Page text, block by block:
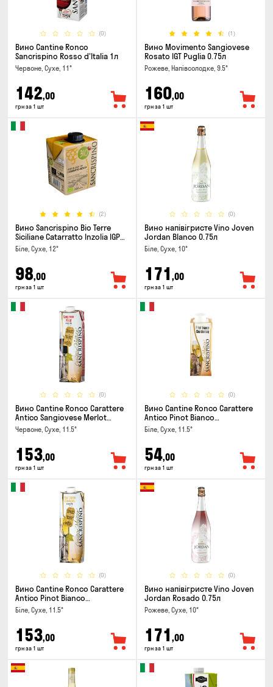
(0)
Вино Cantine Ronco
Sancrispino Rosso d'Italia 1л
Червоне, Сухе, 11°
142,00
грн за 1 шт
(1)
Вино Movimento Sangiovese
Rosato IGT Puglia 0.75л
Рожеве, Напівсолодке, 9.5°
160,00
грн за 1 шт
(2)
Вино Sancrispino Bio Terre
Siciliane Catarratto Inzolia IGP
0.5л
Біле, Сухе, 12°
98,00
грн за 1 шт
(0)
Вино напівігристе Vino Joven
Jordan Blanco 0.75л
Біле, Сухе, 10°
171 ,00
грн за 1 шт
(0)
Вино Cantine Ronco Carattere
Antico Sangiovese Merlot
Rubicone IGT 1л
Червоне, Сухе, 11.5°
153,00
грн за 1 шт
(0)
Вино Cantine Ronco Carattere
Antico Pinot Bianco
Chardonnay Rubicone IGT 0.25л
Біле, Сухе, 11.5°
54,00
грн за 1 шт
(0)
Вино Cantine Ronco Carattere
Antico Pinot Bianco
Chardonnay Rubicone IGT 1л
Біле, Сухе, 11.5°
153,00
грн за 1 шт
(0)
Вино напівігристе Vino Joven
Jordan Rosado 0.75л
Рожеве, Сухе, 10°
171 ,00
грн за 1 шт